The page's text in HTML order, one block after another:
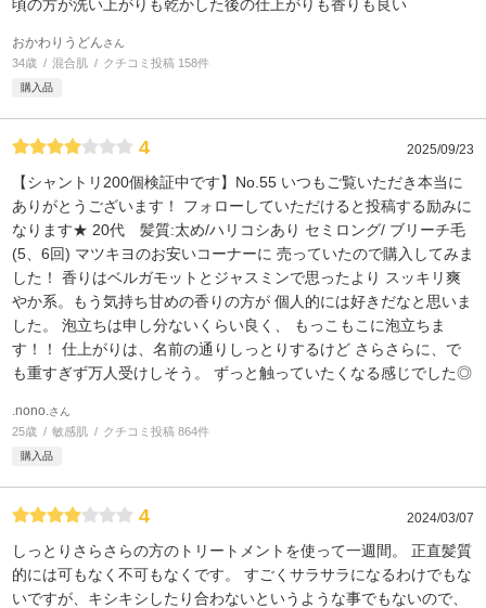
頃の方が洗い上がりも乾かした後の仕上がりも香りも良い
おかわりうどんさん
34歳 混合肌 クチコミ投稿 158件
購入品
4 2025/09/23
【シャントリ200個検証中です】No.55 いつもご覧いただき本当に
ありがとうございます！ フォローしていただけると投稿する励みに
なります★ 20代 髪質:太め/ハリコシあり セミロング/ ブリーチ毛
(5、6回) マツキヨのお安いコーナーに 売っていたので購入してみま
した！ 香りはベルガモットとジャスミンで思ったより スッキリ爽
やか系。もう気持ち甘めの香りの方が 個人的には好きだなと思いま
した。 泡立ちは申し分ないくらい良く、 もっこもこに泡立ちま
す！！ 仕上がりは、名前の通りしっとりするけど さらさらに、で
も重すぎず万人受けしそう。 ずっと触っていたくなる感じでした◎
.nono.さん
25歳 敏感肌 クチコミ投稿 864件
購入品
4 2024/03/07
しっとりさらさらの方のトリートメントを使って一週間。 正直髪質
的には可もなく不可もなくです。 すごくサラサラになるわけでもな
いですが、キシキシしたり合わないというような事でもないので、